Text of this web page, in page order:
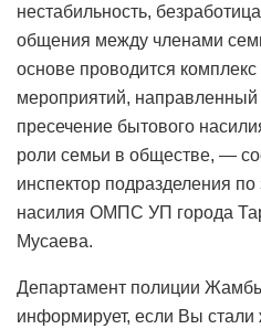
нестабильность,
общения между членами
основе проводится
мероприятий,
пресечение бытового
роли семьи в обществе, —
инспектор подразделения
насилия ОМПС УП города
Мусаева.
Департамент полиции
информирует, если Вы стали